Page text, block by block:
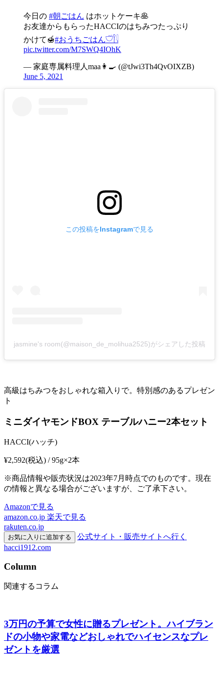
今日の #朝ごはん はホットケーキ🥞
お友達からもらったHACCIのはちみつたっぷり
かけて🍯#おうちごはん𓎩𓌉𓇋
pic.twitter.com/M7SWQ4IOhK
— 家庭専属料理人maa👩‍🍳 (@tJwi3Th4QvOIXZB)
June 5, 2021
この投稿をInstagramで見る
jasmine's room(@maison_de_molihua2525)がシェアした投稿
高級はちみつをおしゃれな箱入りで。特別感のあるプレゼン
ト
ミニダイヤモンドBOX テーブルハニー2本セット
HACCI(ハッチ)
¥2,592(税込) / 95g×2本
※商品情報や販売状況は2023年7月時点でのものです。現在
の情報と異なる場合がございますが、ご了承下さい。
Amazonで見る
amazon.co.jp 楽天で見る
rakuten.co.jp
お気に入りに追加する
公式サイト・販売サイトへ行く
hacci1912.com
Column
関連するコラム
3万円の予算で女性に贈るプレゼント。ハイブラン
ドの小物や家電などおしゃれでハイセンスなプレ
ゼントを厳選